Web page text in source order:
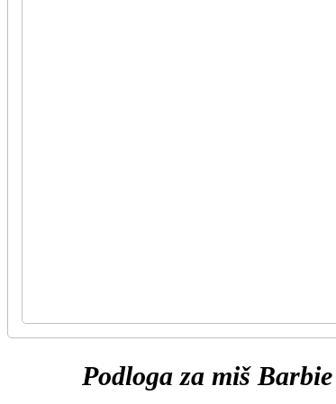
Podloga za miš Barbie